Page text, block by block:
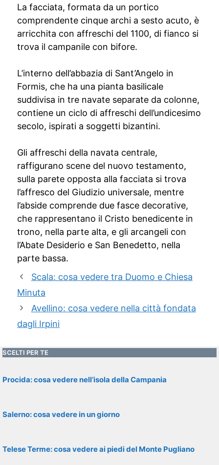
La facciata, formata da un portico
comprendente cinque archi a sesto acuto, è
arricchita con affreschi del 1100, di fianco si
trova il campanile con bifore.
L’interno dell’abbazia di Sant’Angelo in
Formis, che ha una pianta basilicale
suddivisa in tre navate separate da colonne,
contiene un ciclo di affreschi dell’undicesimo
secolo, ispirati a soggetti bizantini.
Gli affreschi della navata centrale,
raffigurano scene del nuovo testamento,
sulla parete opposta alla facciata si trova
l’affresco del Giudizio universale, mentre
l’abside comprende due fasce decorative,
che rappresentano il Cristo benedicente in
trono, nella parte alta, e gli arcangeli con
l’Abate Desiderio e San Benedetto, nella
parte bassa.
Scala: cosa vedere tra Duomo e Chiesa
Minuta
Avellino: cosa vedere nella città fondata
dagli Irpini
SCELTI PER TE
Procida: cosa vedere nell’isola della Campania
Salerno: cosa vedere in un giorno
Telese Terme: cosa vedere ai piedi del Monte Pugliano